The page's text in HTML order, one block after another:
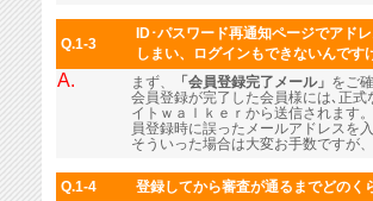
Q.1-3
ID･パスワード再通知ページでアド
しまい、ログインもできないんです
A. まず、 「会員登録完了メール」 をご
会員登録が完了した会員様には､正
イトｗａｌｋｅｒから送信されます
員登録時に誤ったメールアドレスを
そういった場合は大変お手数ですが
Q.1-4 登録してから審査が通るまでどのく